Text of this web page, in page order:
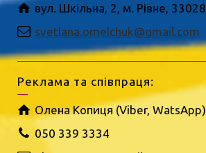
вул. Шкільна, 2, м. Рівне, 33028
svetlana.omelchuk@gmail.com
Реклама та співпраця:
Олена Копиця (Viber, WatsApp)
050 339 3334